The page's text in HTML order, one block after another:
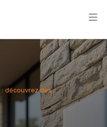
découvrez des ...